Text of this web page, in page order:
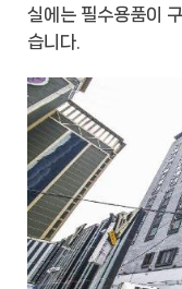
실에는 필수용품이
습니다.